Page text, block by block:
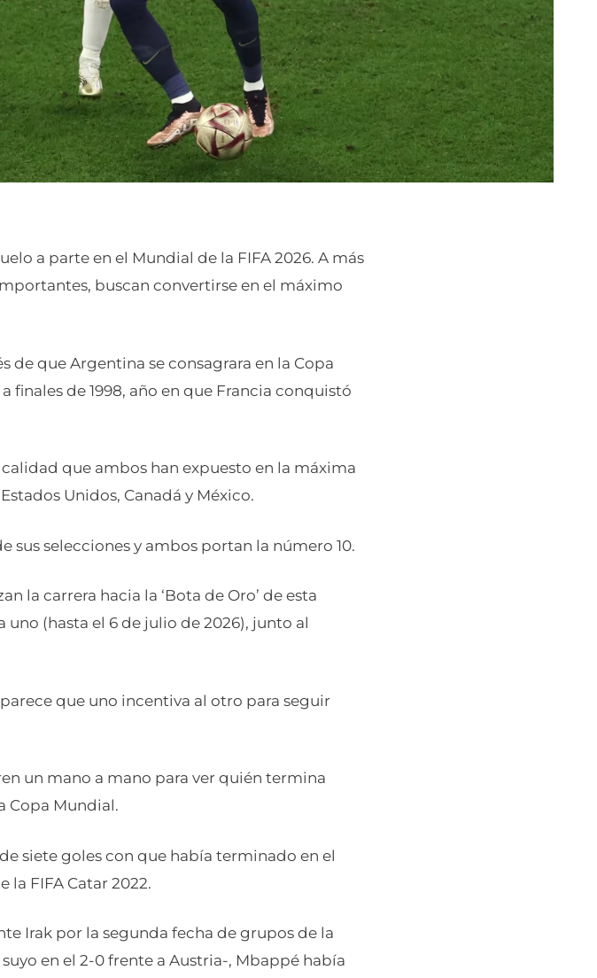
a parte en el Mundial de la FIFA 2026. A más
buscan convertirse en el máximo
de que Argentina se consagrara en la Copa
finales de 1998, año en que Francia conquistó
que ambos han expuesto en la máxima
Unidos, Canadá y México.
sus selecciones y ambos portan la número 10.
la carrera hacia la ‘Bota de Oro’ de esta
(hasta el 6 de julio de 2026), junto al
que uno incentiva al otro para seguir
un mano a mano para ver quién termina
Copa Mundial.
siete goles con que había terminado en el
FIFA Catar 2022.
Irak por la segunda fecha de grupos de la
en el 2-0 frente a Austria-, Mbappé había